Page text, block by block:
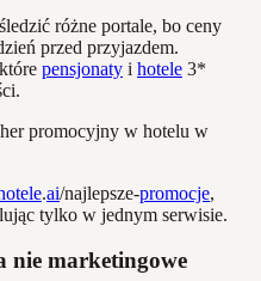
różne portale, bo ceny
przed przyjazdem.
pensjonaty i hotele 3*
.ai/najlepsze-promocje,
tylko w jednym serwisie.
nie marketingowe